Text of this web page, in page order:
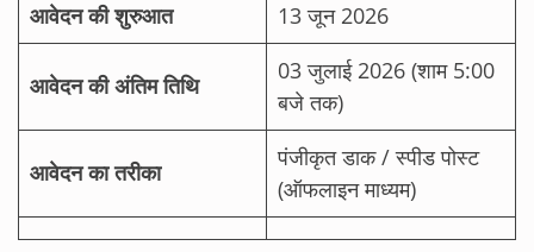
आवेदन की शुरुआत
13 जून 2026
आवेदन की अंतिम तिथि
03 जुलाई 2026 (शाम 5:00
बजे तक)
आवेदन का तरीका
पंजीकृत डाक / स्पीड पोस्ट
(ऑफलाइन माध्यम)